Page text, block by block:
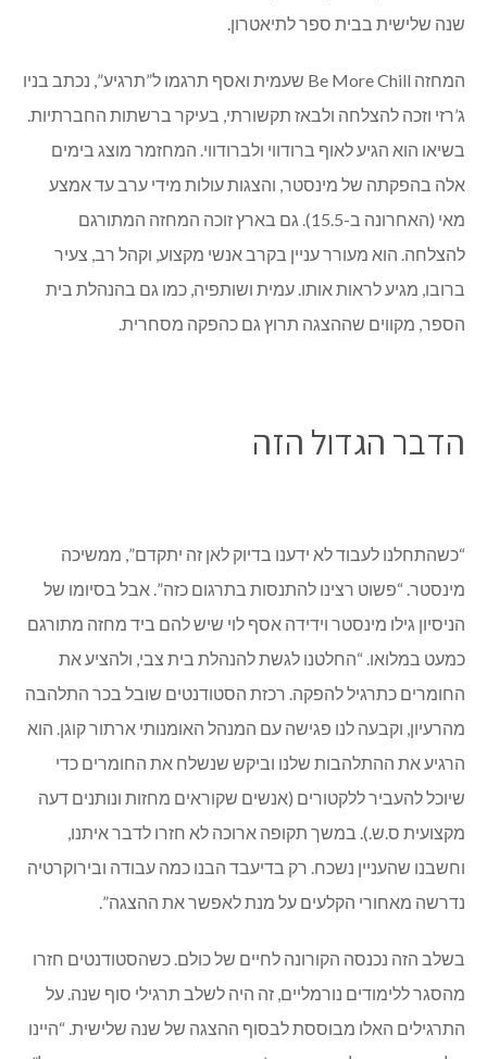
שנה שלישית בבית ספר לתיאטרון.
המחזה Be More Chill שעמית ואסף תרגמו ל”תרגיע”, נכתב בניו
ג’רזי וזכה להצלחה ולבאז תקשורתי, בעיקר ברשתות החברתיות.
בשיאו הוא הגיע לאוף ברודווי ולברודווי. המחזמר מוצג בימים
אלה בהפקתה של מינסטר, והצגות עולות מידי ערב עד אמצע
מאי (האחרונה ב-15.5). גם בארץ זוכה המחזה המתורגם
להצלחה. הוא מעורר עניין בקרב אנשי מקצוע, וקהל רב, צעיר
ברובו, מגיע לראות אותו. עמית ושותפיה, כמו גם בהנהלת בית
הספר, מקווים שההצגה תרוץ גם כהפקה מסחרית.
הדבר הגדול הזה
“כשהתחלנו לעבוד לא ידענו בדיוק לאן זה יתקדם”, ממשיכה
מינסטר. “פשוט רצינו להתנסות בתרגום כזה”. אבל בסיומו של
הניסיון גילו מינסטר וידידה אסף לוי שיש להם ביד מחזה מתורגם
כמעט במלואו. “החלטנו לגשת להנהלת בית צבי, ולהציע את
החומרים כתרגיל להפקה. רכזת הסטודנטים שובל בכר התלהבה
מהרעיון, וקבעה לנו פגישה עם המנהל האומנותי ארתור קוגן. הוא
הרגיע את ההתלהבות שלנו וביקש שנשלח את החומרים כדי
שיוכל להעביר ללקטורים (אנשים שקוראים מחזות ונותנים דעה
מקצועית ס.ש.). במשך תקופה ארוכה לא חזרו לדבר איתנו,
וחשבנו שהעניין נשכח. רק בדיעבד הבנו כמה עבודה ובירוקרטיה
נדרשה מאחורי הקלעים על מנת לאפשר את ההצגה”.
בשלב הזה נכנסה הקורונה לחיים של כולם. כשהסטודנטים חזרו
מהסגר ללימודים נורמליים, זה היה לשלב תרגילי סוף שנה. על
התרגילים האלו מבוססת לבסוף ההצגה של שנה שלישית. “היינו